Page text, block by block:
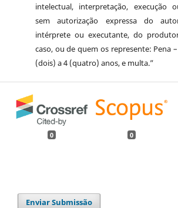
intelectual, interpretação, execução
sem autorização expressa do
intérprete ou executante, do
caso, ou de quem os represente: Pena
(dois) a 4 (quatro) anos, e multa.”
0 0
Enviar Submissão